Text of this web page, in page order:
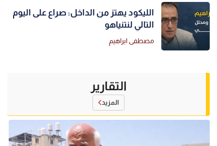
الليكود يهتز من الداخل: صراع على اليوم
التالي لنتنياهو
مصطفى ابراهيم
التقارير
المزيد